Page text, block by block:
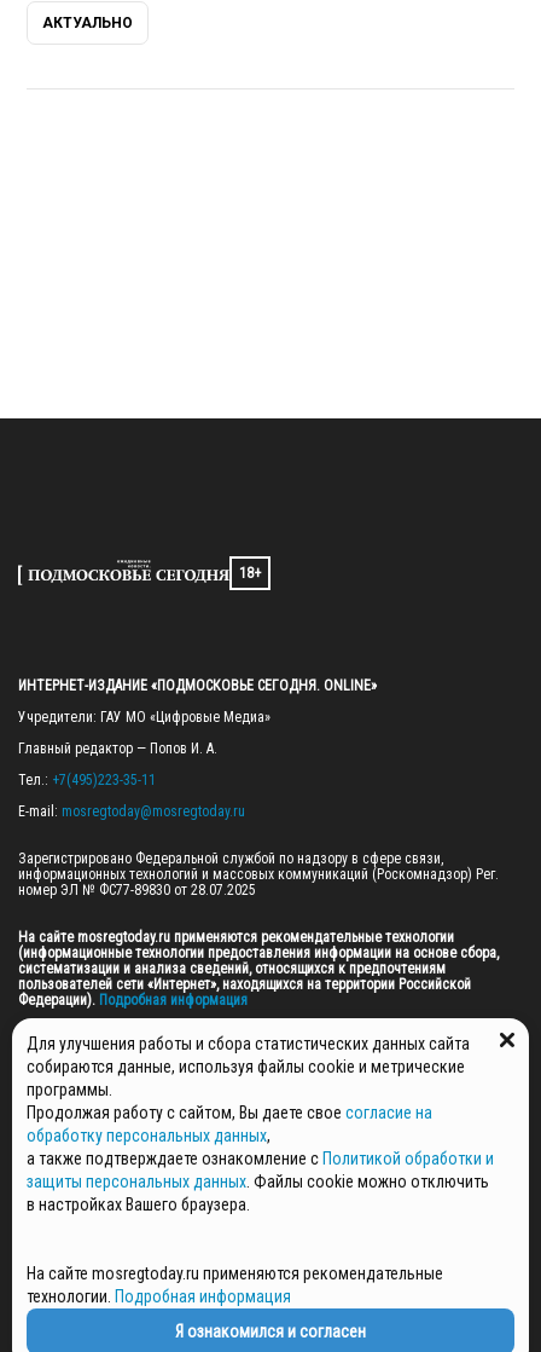
АКТУАЛЬНО
18+
ИНТЕРНЕТ-ИЗДАНИЕ «ПОДМОСКОВЬЕ СЕГОДНЯ. ONLINE»
Учредители: ГАУ МО «Цифровые Медиа»
Главный редактор — Попов И. А.
Тел.: +7(495)223-35-11
E-mail: mosregtoday@mosregtoday.ru
Зарегистрировано Федеральной службой по надзору в сфере связи,
информационных технологий и массовых коммуникаций (Роскомнадзор) Рег.
номер ЭЛ № ФС77-89830 от 28.07.2025
На сайте mosregtoday.ru применяются рекомендательные технологии
(информационные технологии предоставления информации на основе сбора,
систематизации и анализа сведений, относящихся к предпочтениям
пользователей сети «Интернет», находящихся на территории Российской
Федерации). Подробная информация
© 2026 ПРАВА НА ВСЕ МАТЕРИАЛЫ САЙТА ПРИНАДЛЕЖАТ ГАУ МО "ЦИФРОВЫЕ
МЕДИА" (ОГРН: 1255000059467).
ПОЛИТИКА ОБРАБОТКИ И ЗАЩИТЫ ПЕРСОНАЛЬНЫХ ДАННЫХ
НОВОСТИ
ГАЗЕТЫ
РЕКЛАМОДАТЕЛЯМ
СПЕЦПРОЕКТЫ
СТАТЬИ
ПОЛИТИКА КОНФИДЕНЦИАЛЬНОСТИ
Для улучшения работы и сбора статистических данных сайта
собираются данные, используя файлы cookie и метрические
программы.
Продолжая работу с сайтом, Вы даете свое согласие на
обработку персональных данных,
а также подтверждаете ознакомление с Политикой обработки и
защиты персональных данных . Файлы cookie можно отключить
в настройках Вашего браузера.
На сайте mosregtoday.ru применяются рекомендательные
технологии. Подробная информация
Я ознакомился и согласен